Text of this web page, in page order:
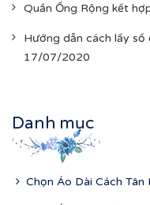
Quần Ống Rộng kết
Hướng dẫn cách lấy
17/07/2020
Danh mục
Chọn Áo Dài Cách Tân